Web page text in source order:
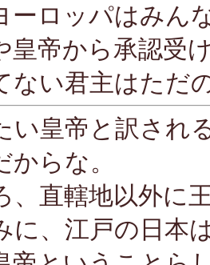
ーロッパはみん
皇帝から承認受
ない君主はただ
い皇帝と訳され
からな。
、直轄地以外に
に、江戸の日本